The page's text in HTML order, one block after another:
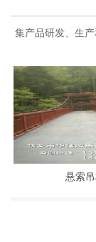
集产品研发、生
悬索